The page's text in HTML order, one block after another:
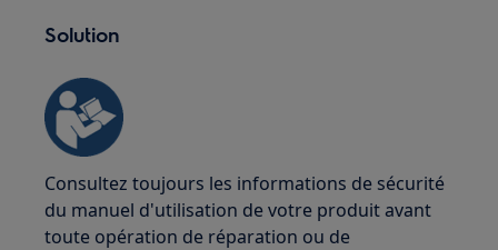
Solution
Consultez toujours les informations de sécurité
du manuel d'utilisation de votre produit avant
toute opération de réparation ou de